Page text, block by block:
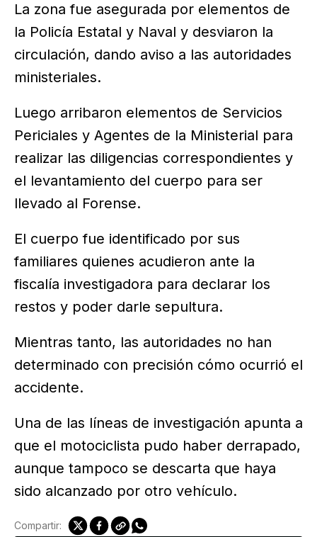
La zona fue asegurada por elementos de
la Policía Estatal y Naval y desviaron la
circulación, dando aviso a las autoridades
ministeriales.
Luego arribaron elementos de Servicios
Periciales y Agentes de la Ministerial para
realizar las diligencias correspondientes y
el levantamiento del cuerpo para ser
llevado al Forense.
El cuerpo fue identificado por sus
familiares quienes acudieron ante la
fiscalía investigadora para declarar los
restos y poder darle sepultura.
Mientras tanto, las autoridades no han
determinado con precisión cómo ocurrió el
accidente.
Una de las líneas de investigación apunta a
que el motociclista pudo haber derrapado,
aunque tampoco se descarta que haya
sido alcanzado por otro vehículo.
Compartir: